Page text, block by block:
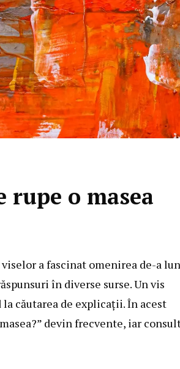
rupe o masea
a fascinat omenirea de-a
în diverse surse. Un vis
căutarea de explicații. În acest
devin frecvente, iar